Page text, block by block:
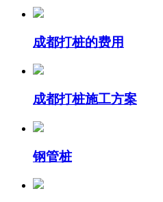
成都打桩的费用
成都打桩施工方案
钢管桩